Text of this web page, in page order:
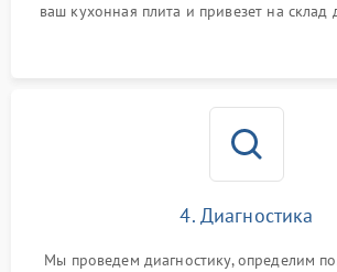
ваш кухонная плита и привезет на склад
4. Диагностика
Мы проведем диагностику, определим